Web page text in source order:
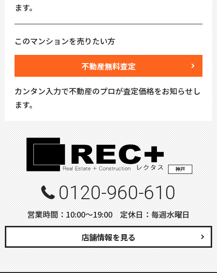
ます。
このマンションを売りたい方
不動産無料査定
カンタン入力で不動産のプロが査定価格をお知らせし
ます。
神戸
0120-960-610
営業時間：10:00〜19:00 定休日：毎週水曜日
店舗情報を見る